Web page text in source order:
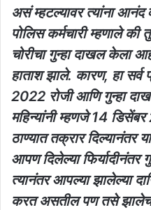
असं म्हटल्यावर त्यांना आनंद
पोलिस कर्मचारी म्हणाले की
चोरीचा गुन्हा दाखल केला
हाताश झाले. कारण, हा सर्व
2022 रोजी आणि गुन्हा
महिन्यांनी म्हणजे 14
ठाण्यात तक्रार दिल्यानंतर
आपण दिलेल्या
त्यानंतर आपल्या झालेल्या
करत असतील पण तसे झालेच